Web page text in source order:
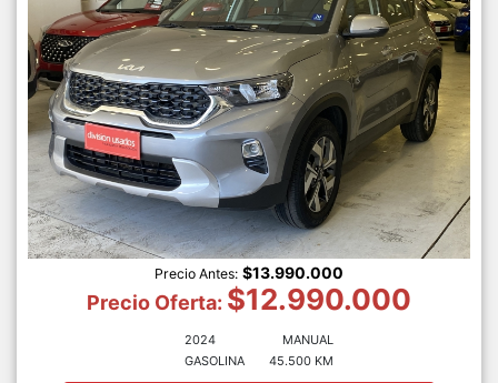
Precio Antes: $13.990.000
Precio Oferta: $12.990.000
2024
GASOLINA
MANUAL
45.500 KM